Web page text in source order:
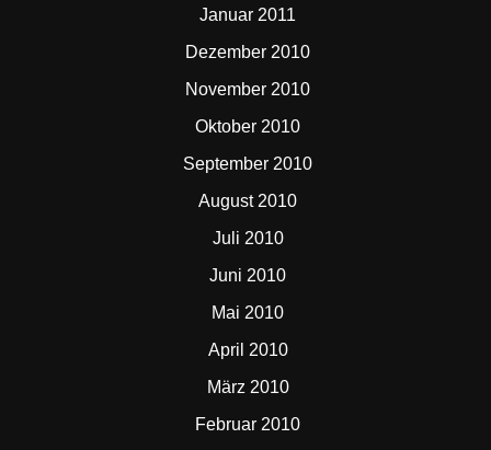
Januar 2011
Dezember 2010
November 2010
Oktober 2010
September 2010
August 2010
Juli 2010
Juni 2010
Mai 2010
April 2010
März 2010
Februar 2010